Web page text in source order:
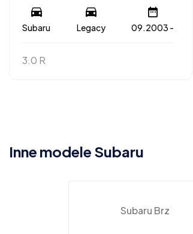
Subaru Legacy 09.2003 -
3.0 R
Inne modele Subaru
Subaru Brz